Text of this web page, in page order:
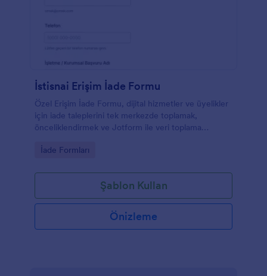
İstisnai Erişim İade Formu
Özel Erişim İade Formu, dijital hizmetler ve üyelikler
için iade taleplerini tek merkezde toplamak,
önceliklendirmek ve Jotform ile veri toplama
olur.
Go to Category:
İade Formları
Şablon Kullan
Önizleme